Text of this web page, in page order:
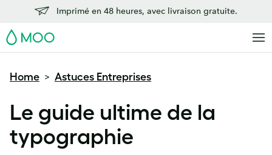
Imprimé en 48 heures, avec livraison gratuite.
MOO
Home > Astuces Entreprises
Le guide ultime de la
typographie